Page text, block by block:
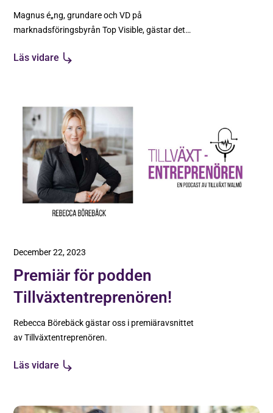
Magnus é„ng, grundare och VD på
marknadsföringsbyrån Top Visible, gästar det
Tillväxtentreprenören!
Läs vidare
December 22, 2023
Premiär för podden
Tillväxtentreprenören!
Rebecca Börebäck gästar oss i premiäravsnittet
av Tillväxtentreprenören.
Läs vidare